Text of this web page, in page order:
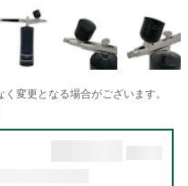
変更となる場合がございます。